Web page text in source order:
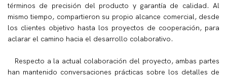
términos de precisión del producto y garantía de calidad. Al
mismo tiempo, compartieron su propio alcance comercial, desde
los clientes objetivo hasta los proyectos de cooperación, para
aclarar el camino hacia el desarrollo colaborativo.
Respecto a la actual colaboración del proyecto, ambas partes
han mantenido conversaciones prácticas sobre los detalles de